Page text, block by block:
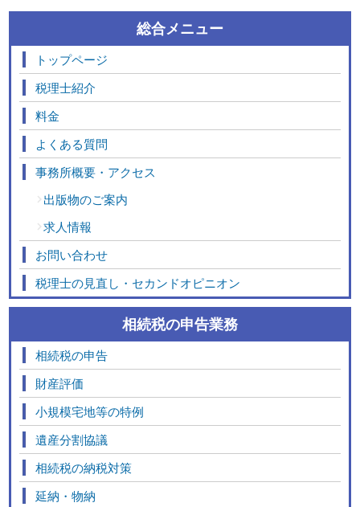
総合メニュー
トップページ
税理士紹介
料金
よくある質問
事務所概要・アクセス
出版物のご案内
求人情報
お問い合わせ
税理士の見直し・セカンドオピニオン
相続税の申告業務
相続税の申告
財産評価
小規模宅地等の特例
遺産分割協議
相続税の納税対策
延納・物納